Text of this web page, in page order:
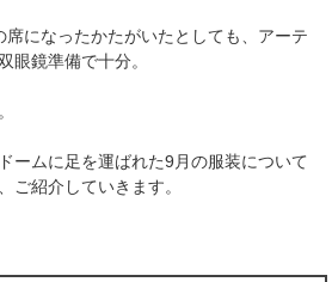
席になったかたがいたとしても、アーテ
眼鏡準備で十分。
ームに足を運ばれた9月の服装について
ご紹介していきます。